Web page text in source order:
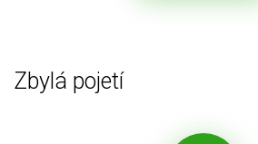
Zbylá pojetí